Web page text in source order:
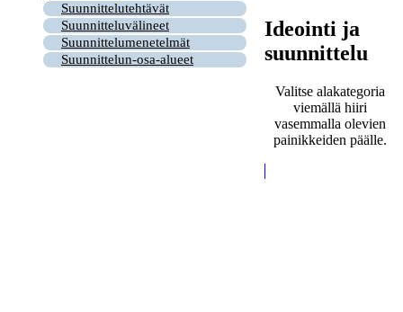
Suunnittelutehtävät
Suunnitteluvälineet
Suunnittelumenetelmät
Suunnittelun-osa-alueet
Ideointi ja
suunnittelu
Valitse alakategoria
viemällä hiiri
vasemmalla olevien
painikkeiden päälle.